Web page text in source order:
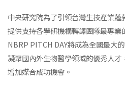
中央研究院為了引領台灣生技產業
提供支持各學研機構轉譯團隊最專業
NBRP PITCH DAY將成為全國最大
凝聚國內外生物醫學領域的優秀人才
增加媒合成功機會。